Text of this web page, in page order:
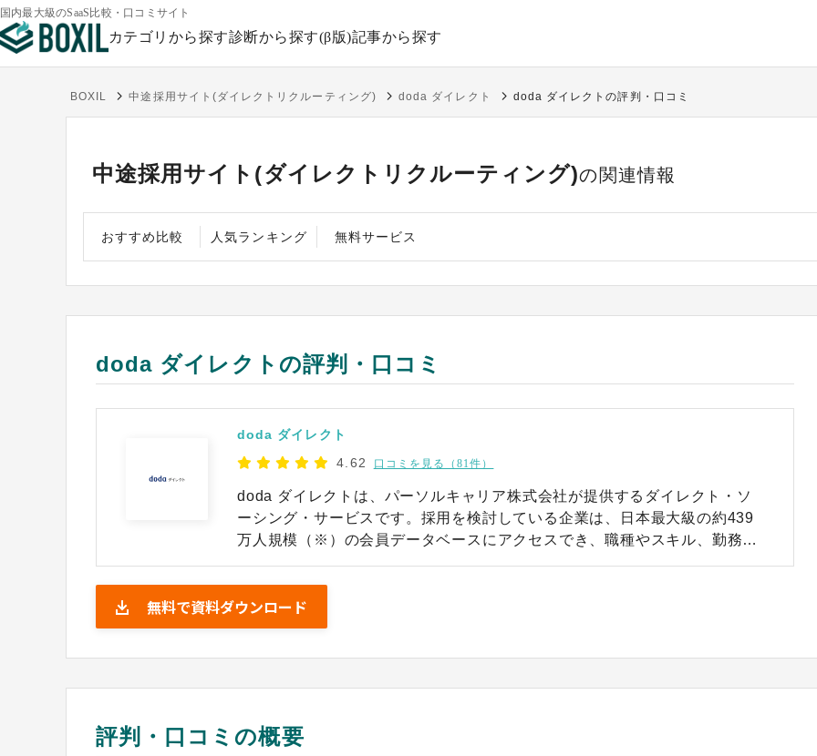
国内最大級のSaaS比較・口コミサイト
カテゴリから探す診断から探す(β版)記事から探す
BOXIL 中途採用サイト(ダイレクトリクルーティング) doda ダイレクト doda ダイレクトの評判・口コミ
中途採用サイト(ダイレクトリクルーティング)の関連情報
おすすめ比較 人気ランキング 無料サービス
doda ダイレクトの評判・口コミ
doda ダイレクト
4.62
口コミを見る（81件）
doda ダイレクトは、パーソルキャリア株式会社が提供するダイレクト・ソ
ーシング・サービスです。採用を検討している企業は、日本最大級の約439
万人規模（※）の会員データベースにアクセスでき、職種やスキル、勤務
事業戦略や社風、仕事内容など、自社の魅力を候補者ごとにアレンジしてメ
ッセージに盛り込めるため、個別アプローチで入社意向を高められます。 転
職希望者のプロフィールを確認したうえで直接スカウトメールを送信できる
率も高まります。 また、メッセージには画像や動画を載せられるので、情報
接設定が可能なスピーディーな選考フローで、即戦力の確保を加速できるの
無料で資料ダウンロード
評判・口コミの概要